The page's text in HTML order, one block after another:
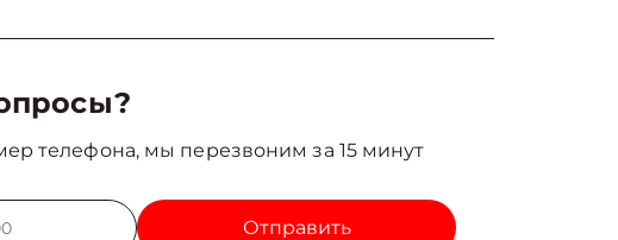
телефона, мы перезвоним за 15 минут
Отправить